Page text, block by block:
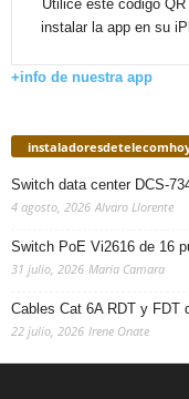
Utilice este código QR
instalar la app en su
+info de nuestra app
Switch data center DCS-
4 agosto, 2026 Alvaro Llorente
Switch PoE Vi2616 de 16
31 julio, 2026 Maria Camara
Cables Cat 6A RDT y FDT
22 julio, 2026 Irene Onate